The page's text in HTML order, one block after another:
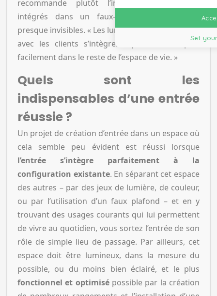
recommande plutôt l’installation de spots
intégrés dans un faux-plafond, les rendant
presque invisibles. « Les luminaires design choisis
avec les clients s’intègrent quant à eux plus
facilement dans le reste de l’espace de vie. »
Quels sont les
indispensables d’une entrée
réussie ?
Un projet de création d’entrée dans un espace où
cela semble peu évident est réussi lorsque
l’entrée s’intègre parfaitement à la
configuration existante. En séparant cet espace
des autres – par des jeux de lumière, de couleur,
ou par l’utilisation d’un faux plafond – et en y
trouvant des usages courants qui lui permettent
de vivre au quotidien, vous sortez l’entrée de son
rôle de simple lieu de passage. Par ailleurs, cet
espace doit être lumineux, dans la mesure du
possible, ou du moins bien éclairé, et le plus
fonctionnel et optimisépossible par la création
Set